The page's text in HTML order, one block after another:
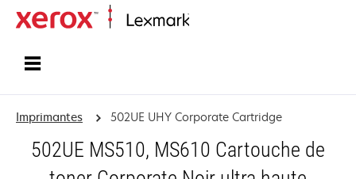
Imprimantes 502UE UHY Corporate Cartridge
502UE MS510, MS610 Cartouche de